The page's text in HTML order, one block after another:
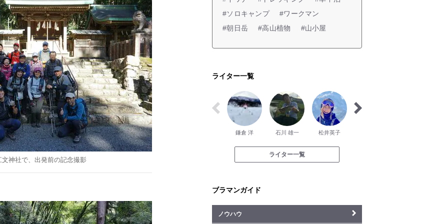
神社で、出発前の記念撮影
#ソロキャンプ
#ワークマン
#朝日岳
#高山植物 #山小屋
ライター一覧
鎌倉 洋 石川 雄一 松井英子
ライター一覧
ブラマンガイド
ノウハウ